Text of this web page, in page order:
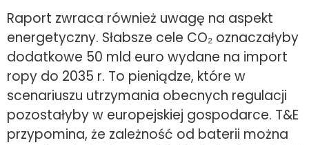
Raport zwraca również uwagę na aspekt
energetyczny. Słabsze cele CO₂ oznaczałyby
dodatkowe 50 mld euro wydane na import
ropy do 2035 r. To pieniądze, które w
scenariuszu utrzymania obecnych regulacji
pozostałyby w europejskiej gospodarce. T&E
przypomina, że zależność od baterii można